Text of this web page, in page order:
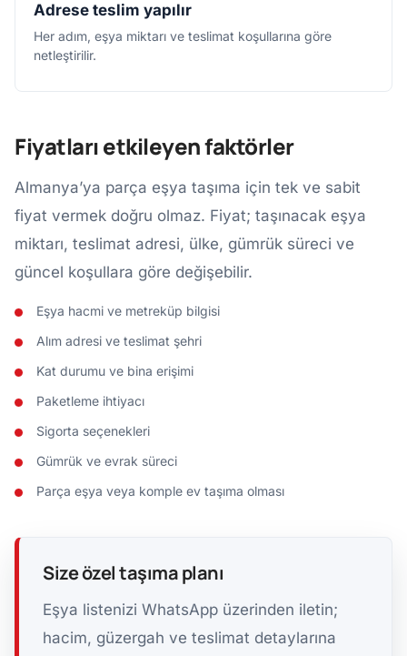
Adrese teslim yapılır
Her adım, eşya miktarı ve teslimat koşullarına göre
netleştirilir.
Fiyatları etkileyen faktörler
Almanya’ya parça eşya taşıma için tek ve sabit
fiyat vermek doğru olmaz. Fiyat; taşınacak eşya
miktarı, teslimat adresi, ülke, gümrük süreci ve
güncel koşullara göre değişebilir.
Eşya hacmi ve metreküp bilgisi
Alım adresi ve teslimat şehri
Kat durumu ve bina erişimi
Paketleme ihtiyacı
Sigorta seçenekleri
Gümrük ve evrak süreci
Parça eşya veya komple ev taşıma olması
Size özel taşıma planı
Eşya listenizi WhatsApp üzerinden iletin;
hacim, güzergah ve teslimat detaylarına